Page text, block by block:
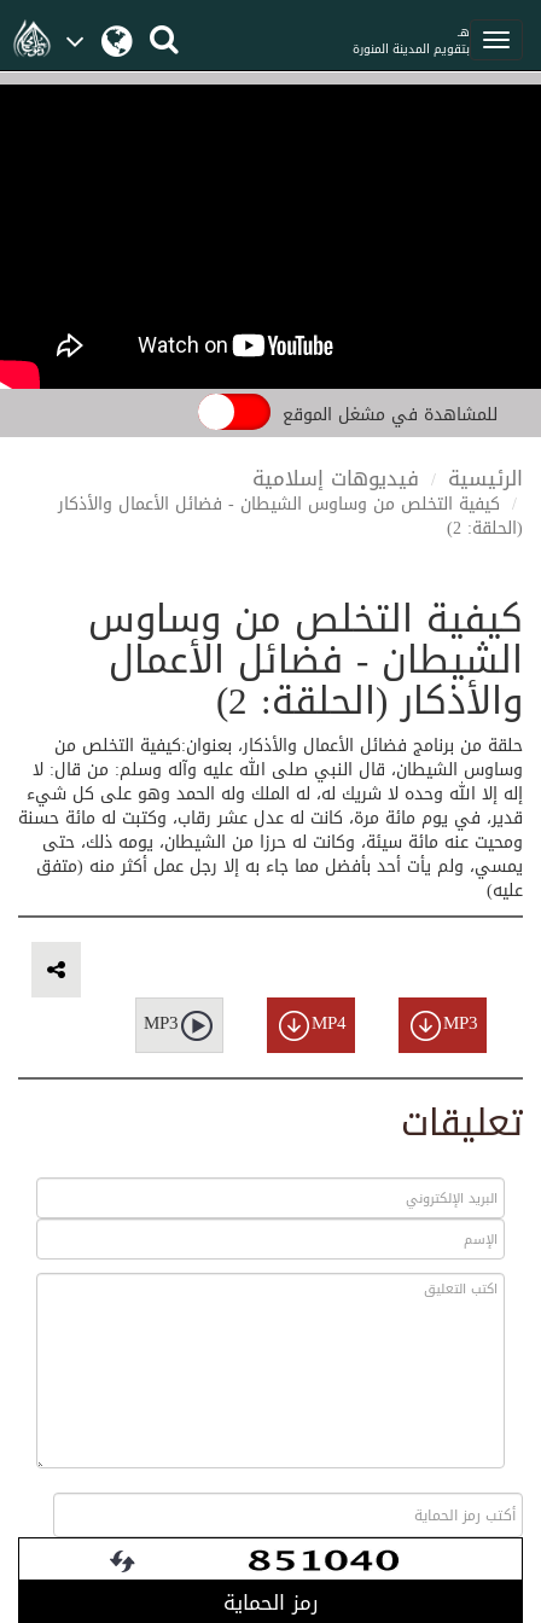
هـ
بتقويم المدينة المنورة
للمشاهدة في مشغل الموقع
الرئيسية فيديوهات إسلامية
كيفية التخلص من وساوس الشيطان - فضائل الأعمال والأذكار
(الحلقة: 2)
كيفية التخلص من وساوس
الشيطان - فضائل الأعمال
والأذكار (الحلقة: 2)
حلقة من برنامج فضائل الأعمال والأذكار، بعنوان:كيفية التخلص من
وساوس الشيطان، قال النبي صلى الله عليه وآله وسلم: من قال: لا
إله إلا الله وحده لا شريك له، له الملك وله الحمد وهو على كل شيء
قدير، في يوم مائة مرة، كانت له عدل عشر رقاب، وكتبت له مائة حسنة
ومحيت عنه مائة سيئة، وكانت له حرزا من الشيطان، يومه ذلك، حتى
يمسي، ولم يأت أحد بأفضل مما جاء به إلا رجل عمل أكثر منه (متفق
عليه)
MP3
MP4
MP3
تعليقات
رمز الحماية